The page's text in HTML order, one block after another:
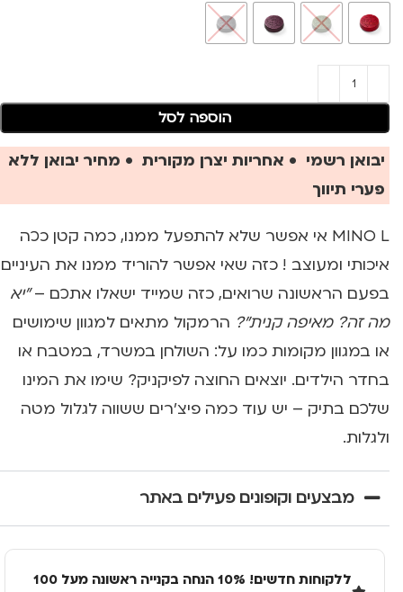
הוספה לסל
יבואן רשמי • אחריות יצרן מקורית • מחיר יבואן ללא
פערי תיווך
MINO L אי אפשר שלא להתפעל ממנו, כמה קטן ככה
איכותי ומעוצב ! כזה שאי אפשר להוריד ממנו את העיניים
בפעם הראשונה שרואים, כזה שמייד ישאלו אתכם –"יא
מה זה? מאיפה קנית"? הרמקול מתאים למגוון שימושים
או במגוון מקומות כמו על: השולחן במשרד, במטבח או
בחדר הילדים. יוצאים החוצה לפיקניק? שימו את המינו
שלכם בתיק – יש עוד כמה פיצ'רים ששווה לגלול מטה
ולגלות.
מבצעים וקופונים פעילים באתר
ללקוחות חדשים! 10% הנחה בקנייה ראשונה מעל 100